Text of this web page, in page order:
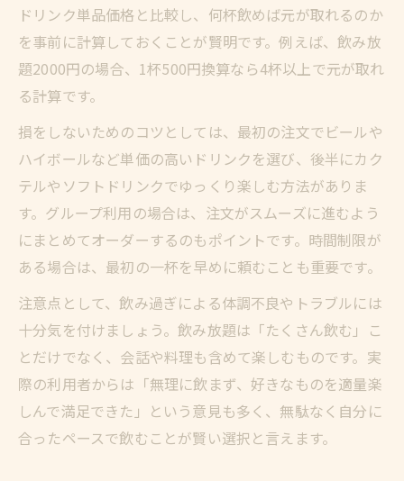
ドリンク単品価格と比較し、何杯飲めば元が取れるのか
を事前に計算しておくことが賢明です。例えば、飲み放
題2000円の場合、1杯500円換算なら4杯以上で元が取れ
る計算です。
損をしないためのコツとしては、最初の注文でビールや
ハイボールなど単価の高いドリンクを選び、後半にカク
テルやソフトドリンクでゆっくり楽しむ方法がありま
す。グループ利用の場合は、注文がスムーズに進むよう
にまとめてオーダーするのもポイントです。時間制限が
ある場合は、最初の一杯を早めに頼むことも重要です。
注意点として、飲み過ぎによる体調不良やトラブルには
十分気を付けましょう。飲み放題は「たくさん飲む」こ
とだけでなく、会話や料理も含めて楽しむものです。実
際の利用者からは「無理に飲まず、好きなものを適量楽
しんで満足できた」という意見も多く、無駄なく自分に
合ったペースで飲むことが賢い選択と言えます。